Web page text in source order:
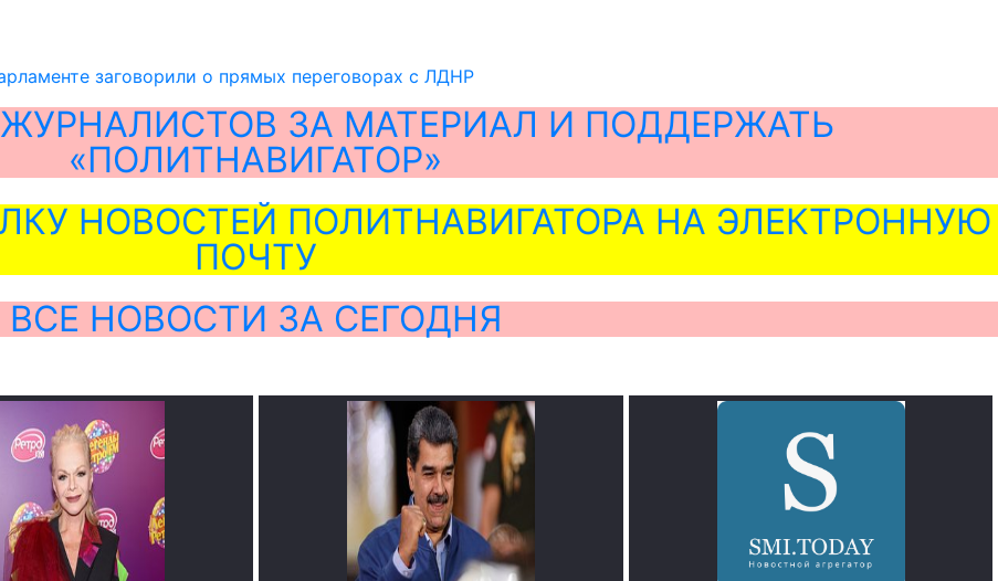
заговорили о прямых переговорах с ЛДНР
ЗА МАТЕРИАЛ И ПОДДЕРЖАТЬ
«ПОЛИТНАВИГАТОР»
НОВОСТЕЙ ПОЛИТНАВИГАТОРА НА ЭЛЕКТРОННУЮ
ПОЧТУ
ВСЕ НОВОСТИ ЗА СЕГОДНЯ